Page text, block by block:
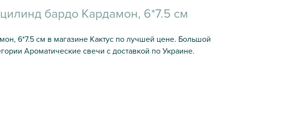
бардо Кардамон, 6*7.5 см
6*7.5 см в магазине Кактус по лучшей цене. Большой
Ароматические свечи с доставкой по Украине.